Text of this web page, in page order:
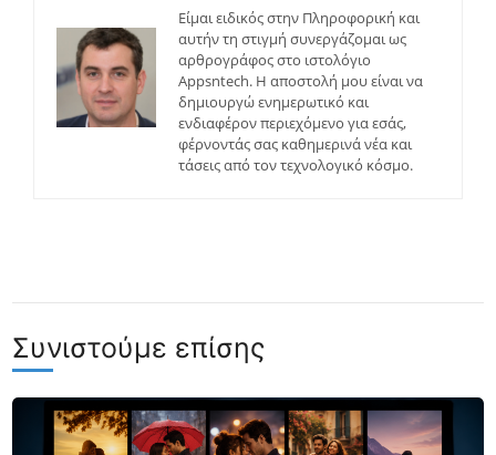
Είμαι ειδικός στην Πληροφορική και
αυτήν τη στιγμή συνεργάζομαι ως
αρθρογράφος στο ιστολόγιο
Appsntech. Η αποστολή μου είναι να
δημιουργώ ενημερωτικό και
ενδιαφέρον περιεχόμενο για εσάς,
φέρνοντάς σας καθημερινά νέα και
τάσεις από τον τεχνολογικό κόσμο.
Συνιστούμε επίσης